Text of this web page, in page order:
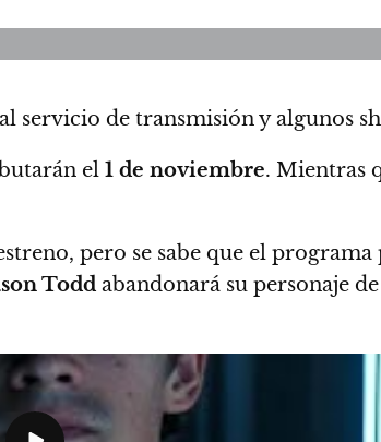
servicio de transmisión y algunos
el 1 de noviembre. Mientras
pero se sabe que el programa
Todd abandonará su personaje de